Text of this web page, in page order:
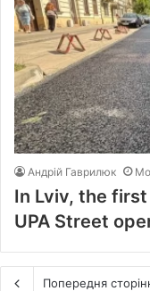
Андрій Гаврилюк
In Lviv, the
UPA Street
Попередня